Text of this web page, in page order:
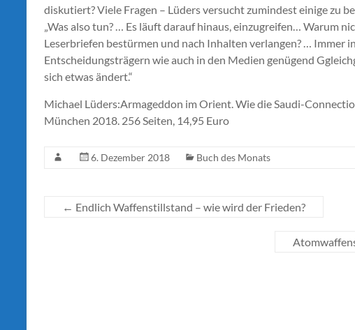
diskutiert? Viele Fragen – Lüders versucht zumindest einige zu
„Was also tun? … Es läuft darauf hinaus, einzugreifen… Warum
Leserbriefen bestürmen und nach Inhalten verlangen? … Immer
Entscheidungsträgern wie auch in den Medien genügend
sich etwas ändert.“
Michael Lüders:Armageddon im Orient. Wie die Saudi-
München 2018. 256 Seiten, 14,95 Euro
6. Dezember 2018 Buch des Monats
← Endlich Waffenstillstand – wie wird der Frieden?